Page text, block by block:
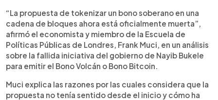
Escuchar artículo
“La propuesta de tokenizar un bono soberano en una
cadena de bloques ahora está oficialmente muerta”,
afirmó el economista y miembro de la Escuela de
Políticas Públicas de Londres, Frank Muci, en un análisis
sobre la fallida iniciativa del gobierno de Nayib Bukele
para emitir el Bono Volcán o Bono Bitcoin.
Muci explica las razones por las cuales considera que la
propuesta no tenía sentido desde el inicio y cómo ha